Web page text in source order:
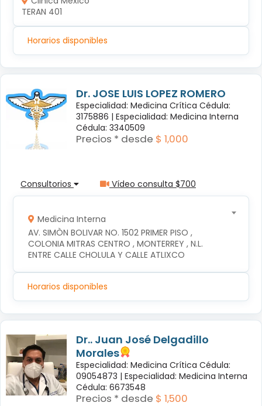
TERAN 401
Horarios disponibles
Dr. JOSE LUIS LOPEZ ROMERO
Especialidad: Medicina Crítica Cédula:
3175886 | Especialidad: Medicina Interna
Cédula: 3340509
Precios * desde $ 1,000
Consultorios Vídeo consulta $700
Medicina Interna
AV. SIMÒN BOLIVAR NO. 1502 PRIMER PISO ,
COLONIA MITRAS CENTRO , MONTERREY , N.L.
ENTRE CALLE CHOLULA Y CALLE ATLIXCO
Horarios disponibles
Dr.. Juan José Delgadillo
Morales
Especialidad: Medicina Crítica Cédula:
09054873 | Especialidad: Medicina Interna
Cédula: 6673548
Precios * desde $ 1,500